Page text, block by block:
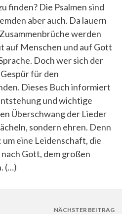
finden? Die Psalmen sind
aber auch. Da lauern
werden
auf Menschen und auf Gott
Doch wer sich der
für den
Dieses Buch informiert
und wichtige
Überschwang der Lieder
sondern ehren. Denn
um eine Leidenschaft, die
Gott, dem großen
(…)
NÄCHSTER BEITRAG